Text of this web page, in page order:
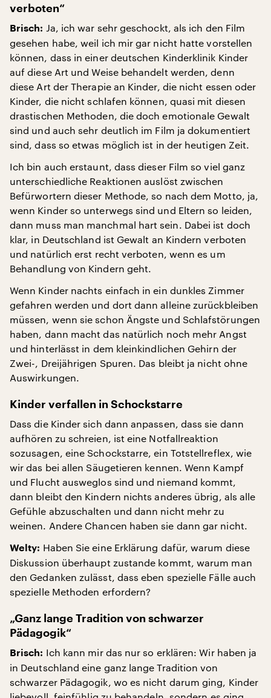
verboten“
Brisch: Ja, ich war sehr geschockt, als ich den Film
gesehen habe, weil ich mir gar nicht hatte vorstellen
können, dass in einer deutschen Kinderklinik Kinder
auf diese Art und Weise behandelt werden, denn
diese Art der Therapie an Kinder, die nicht essen oder
Kinder, die nicht schlafen können, quasi mit diesen
drastischen Methoden, die doch emotionale Gewalt
sind und auch sehr deutlich im Film ja dokumentiert
sind, dass so etwas möglich ist in der heutigen Zeit.
Ich bin auch erstaunt, dass dieser Film so viel ganz
unterschiedliche Reaktionen auslöst zwischen
Befürwortern dieser Methode, so nach dem Motto, ja,
wenn Kinder so unterwegs sind und Eltern so leiden,
dann muss man manchmal hart sein. Dabei ist doch
klar, in Deutschland ist Gewalt an Kindern verboten
und natürlich erst recht verboten, wenn es um
Behandlung von Kindern geht.
Wenn Kinder nachts einfach in ein dunkles Zimmer
gefahren werden und dort dann alleine zurückbleiben
müssen, wenn sie schon Ängste und Schlafstörungen
haben, dann macht das natürlich noch mehr Angst
und hinterlässt in dem kleinkindlichen Gehirn der
Zwei-, Dreijährigen Spuren. Das bleibt ja nicht ohne
Auswirkungen.
Kinder verfallen in Schockstarre
Dass die Kinder sich dann anpassen, dass sie dann
aufhören zu schreien, ist eine Notfallreaktion
sozusagen, eine Schockstarre, ein Totstellreflex, wie
wir das bei allen Säugetieren kennen. Wenn Kampf
und Flucht ausweglos sind und niemand kommt,
dann bleibt den Kindern nichts anderes übrig, als alle
Gefühle abzuschalten und dann nicht mehr zu
weinen. Andere Chancen haben sie dann gar nicht.
Welty: Haben Sie eine Erklärung dafür, warum diese
Diskussion überhaupt zustande kommt, warum man
den Gedanken zulässt, dass eben spezielle Fälle auch
spezielle Methoden erfordern?
„Ganz lange Tradition von schwarzer
Pädagogik“
Brisch: Ich kann mir das nur so erklären: Wir haben ja
in Deutschland eine ganz lange Tradition von
schwarzer Pädagogik, wo es nicht darum ging, Kinder